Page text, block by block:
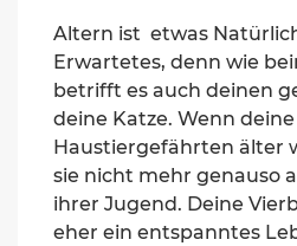
Altern ist etwas
Erwartetes, denn wie
betrifft es auch deinen
deine Katze. Wenn deine
Haustiergefährten älter
sie nicht mehr genauso
ihrer Jugend. Deine
eher ein entspanntes